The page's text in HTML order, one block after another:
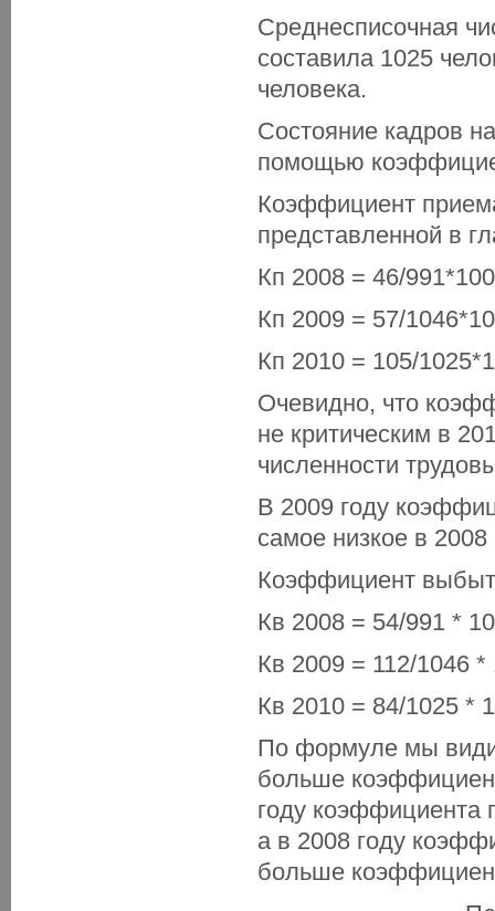
Среднесписочная
составила 1025
человека.
Состояние кадров
помощью
Коэффициент
представленной в
Кп 2008 = 46/
Кп 2009 = 57/
Кп 2010 = 105/
Очевидно, что
не критическим в
численности
В 2009 году
самое низкое в 2008
Коэффициент
Кв 2008 = 54/991 *
Кв 2009 = 112/1046
Кв 2010 = 84/1025 *
По формуле мы
больше
году
а в 2008 году
больше